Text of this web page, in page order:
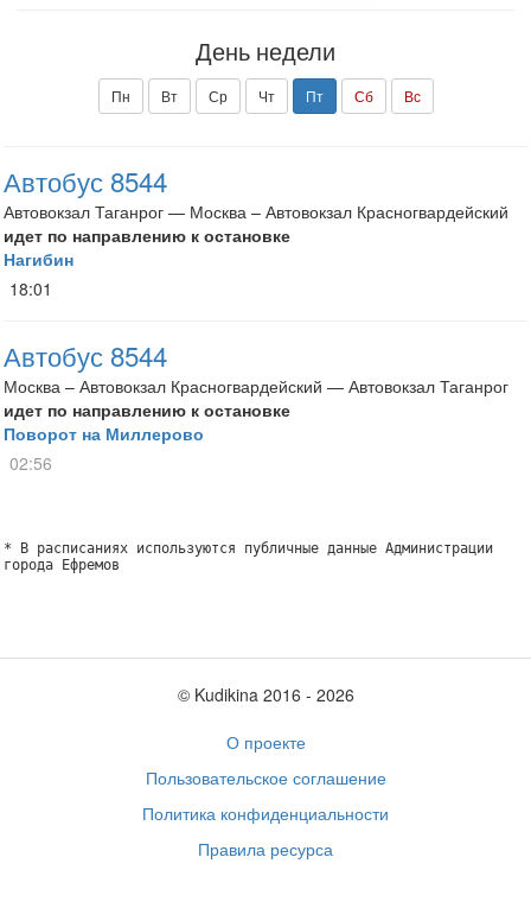
День недели
Пн Вт Ср Чт Пт Сб Вс
Автобус 8544
Автовокзал Таганрог — Москва – Автовокзал Красногвардейский
идет по направлению к остановке
Нагибин
18:01
Автобус 8544
Москва – Автовокзал Красногвардейский — Автовокзал Таганрог
идет по направлению к остановке
Поворот на Миллерово
02:56
* В расписаниях используются публичные данные Администрации
города Ефремов
© Kudikina 2016 ‐ 2026
О проекте
Пользовательское соглашение
Политика конфиденциальности
Правила ресурса